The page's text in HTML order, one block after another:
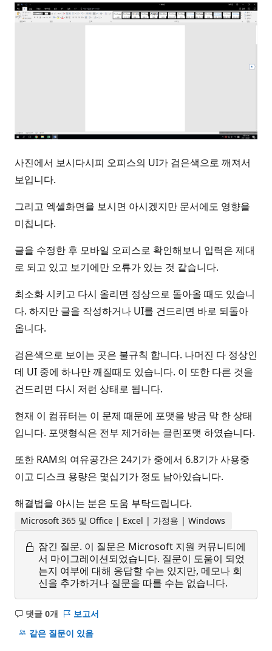
사진에서 보시다시피 오피스의 UI가 검은색으로 깨져서
보입니다.
그리고 엑셀화면을 보시면 아시겠지만 문서에도 영향을
미칩니다.
글을 수정한 후 모바일 오피스로 확인해보니 입력은 제대
로 되고 있고 보기에만 오류가 있는 것 같습니다.
최소화 시키고 다시 올리면 정상으로 돌아올 때도 있습니
다. 하지만 글을 작성하거나 UI를 건드리면 바로 되돌아
옵니다.
검은색으로 보이는 곳은 불규칙 합니다. 나머진 다 정상인
데 UI 중에 하나만 깨질때도 있습니다. 이 또한 다른 것을
건드리면 다시 저런 상태로 됩니다.
현재 이 컴퓨터는 이 문제 때문에 포맷을 방금 막 한 상태
입니다. 포맷형식은 전부 제거하는 클린포맷 하였습니다.
또한 RAM의 여유공간은 24기가 중에서 6.8기가 사용중
이고 디스크 용량은 몇십기가 정도 남아있습니다.
해결법을 아시는 분은 도움 부탁드립니다.
Microsoft 365 및 Office | Excel | 가정용 | Windows
잠긴 질문. 이 질문은 Microsoft 지원 커뮤니티에
서 마이그레이션되었습니다. 질문이 도움이 되었
는지 여부에 대해 응답할 수는 있지만, 메모나 회
신을 추가하거나 질문을 따를 수는 없습니다.
댓글 0개
설
명
보고서
같은 질문이 있음